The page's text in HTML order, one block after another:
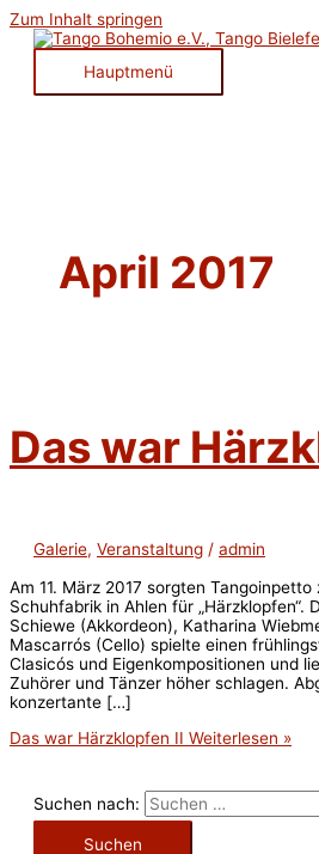
Zum Inhalt springen
Hauptmenü
April 2017
Das war
Galerie, Veranstaltung / admin
Am 11. März 2017 sorgten
Schuhfabrik in Ahlen für „Härzklopfen“.
Schiewe (Akkordeon), Katharina
Mascarrós (Cello) spielte einen
Clasicós und Eigenkompositionen und
Zuhörer und Tänzer höher schlagen.
konzertante […]
Das war Härzklopfen II Weiterlesen »
Suchen nach: